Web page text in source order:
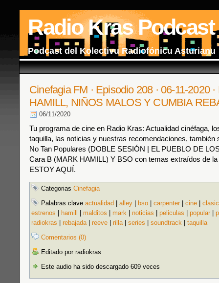
Radio Kras Podcast
Podcast del Kolectivu Radiofónicu Asturianu
Cinefagia FM · Episodio 208 · 06-11-2020
HAMILL, NIÑOS MALOS Y CUMBIA
06/11/2020
Tu programa de cine en Radio Kras: Actualidad cinéfaga,
taquilla, las noticias y nuestras recomendaciones, también
No Tan Populares (DOBLE SESIÓN | EL PUEBLO DE
Cara B (MARK HAMILL) Y BSO con temas extraídos de
ESTOY AQUÍ.
Categorias Cinefagia
Palabras clave actualidad alley bso carpenter cine
estrenos
hamill malditos mark noticias peliculas popular
radiokras
rebajada| reeve rilla| series soundtrack
taquilla
Comentarios (0)
Editado por radiokras
Este audio ha sido descargado 609 veces